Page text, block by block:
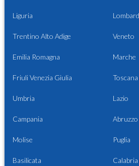
Liguria
Trentino Alto Adige Veneto
Emilia Romagna Marche
Friuli Venezia Giulia Toscana
Umbria Lazio
Campania Abruzzo
Molise Puglia
Basilicata Calabria